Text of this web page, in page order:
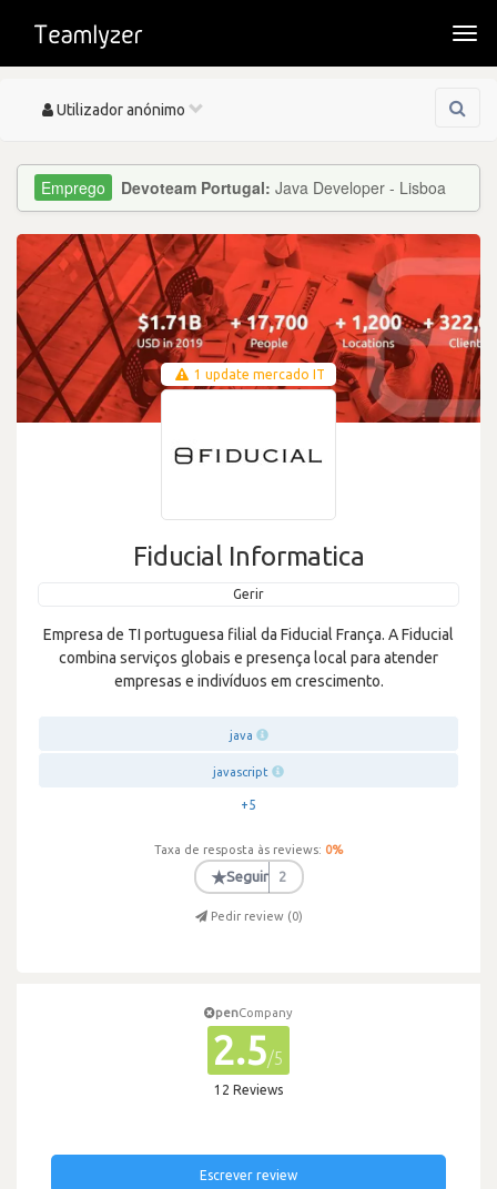
Toggle
Utilizador anónimo
Devoteam Portugal: Java Developer - Lisboa
1 update mercado IT
Fiducial Informatica
Gerir
Empresa de TI portuguesa filial da Fiducial França. A Fiducial
combina serviços globais e presença local para atender
empresas e indivíduos em crescimento.
java
javascript
+5
Taxa de resposta às reviews: 0%
★Seguir 2
Pedir review (0)
penCompany
2.5/5
12 Reviews
Escrever review